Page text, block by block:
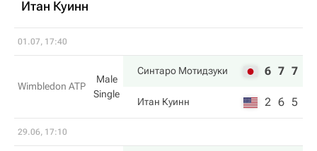
Итан Куинн
01.07, 17:40
Wimbledon ATP
Male
Single
Синтаро Мотидзуки 6 7 7
Итан Куинн 2 6 5
29.06, 17:10